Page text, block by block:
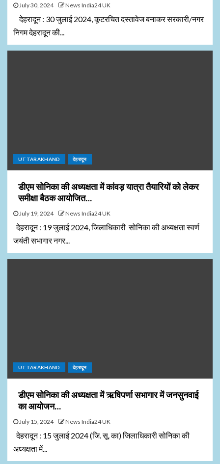
July 30, 2024 News India24 UK
देहरादून : 30 जुलाई 2024, कूटरचित दस्तावेज बनाकर सरकारी/नगर
निगम देहरादून की...
UTTARAKHAND देहरादून
डीएम सोनिका की अध्यक्षता में कांवड़ यात्रा तैयारियों को लेकर
समीक्षा बैठक आयोजित…
July 19, 2024 News India24 UK
देहरादून : 19 जुलाई 2024, जिलाधिकारी सोनिका की अध्यक्षता स्वर्ण
जयंती सभागार नगर...
UTTARAKHAND देहरादून
डीएम सोनिका की अध्यक्षता में ऋषिपर्णा सभागार में जनसुनवाई
का आयोजन…
July 15, 2024 News India24 UK
देहरादून : 15 जुलाई 2024 (जि. सू. का) जिलाधिकारी सोनिका की
अध्यक्षता में...